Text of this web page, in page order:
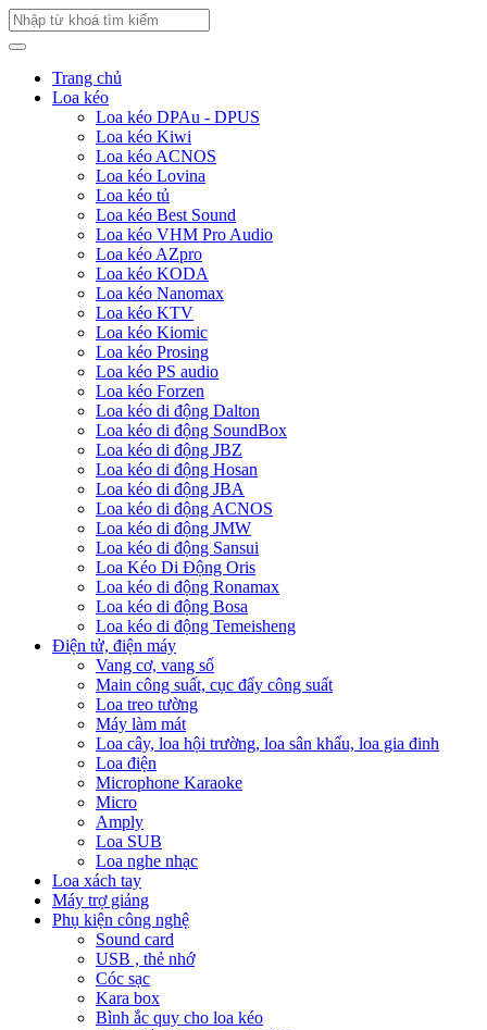
Trang chủ
Loa kéo
Loa kéo DPAu - DPUS
Loa kéo Kiwi
Loa kéo ACNOS
Loa kéo Lovina
Loa kéo tủ
Loa kéo Best Sound
Loa kéo VHM Pro Audio
Loa kéo AZpro
Loa kéo KODA
Loa kéo Nanomax
Loa kéo KTV
Loa kéo Kiomic
Loa kéo Prosing
Loa kéo PS audio
Loa kéo Forzen
Loa kéo di động Dalton
Loa kéo di động SoundBox
Loa kéo di động JBZ
Loa kéo di động Hosan
Loa kéo di động JBA
Loa kéo di động ACNOS
Loa kéo di động JMW
Loa kéo di động Sansui
Loa Kéo Di Động Oris
Loa kéo di động Ronamax
Loa kéo di động Bosa
Loa kéo di động Temeisheng
Điện tử, điện máy
Vang cơ, vang số
Main công suất, cục đẩy công suất
Loa treo tường
Máy làm mát
Loa cây, loa hội trường, loa sân khấu, loa gia đinh
Loa điện
Microphone Karaoke
Micro
Amply
Loa SUB
Loa nghe nhạc
Loa xách tay
Máy trợ giảng
Phụ kiện công nghệ
Sound card
USB , thẻ nhớ
Cóc sạc
Kara box
Bình ắc quy cho loa kéo